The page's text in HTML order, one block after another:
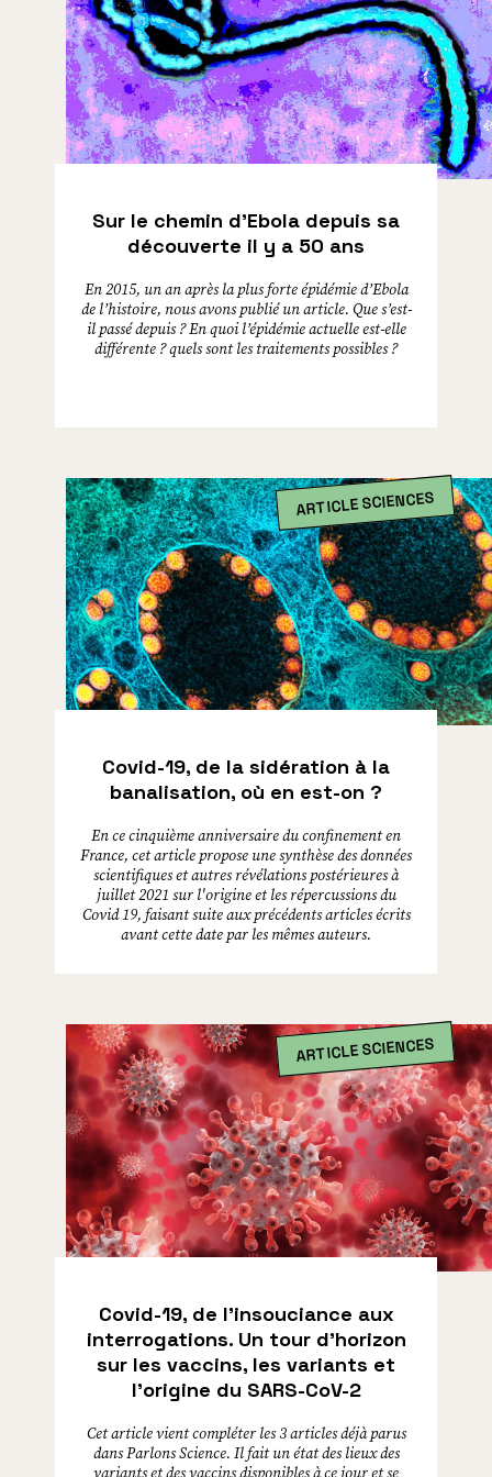
Sur le chemin d’Ebola depuis sa
découverte il y a 50 ans
En 2015, un an après la plus forte épidémie d’Ebola
de l’histoire, nous avons publié un article. Que s’est-
il passé depuis ? En quoi l’épidémie actuelle est-elle
différente ? quels sont les traitements possibles ?
ARTICLE SCIENCES
Covid-19, de la sidération à la
banalisation, où en est-on ?
En ce cinquième anniversaire du confinement en
France, cet article propose une synthèse des données
scientifiques et autres révélations postérieures à
juillet 2021 sur l'origine et les répercussions du
Covid 19, faisant suite aux précédents articles écrits
avant cette date par les mêmes auteurs.
ARTICLE SCIENCES
Covid-19, de l’insouciance aux
interrogations. Un tour d’horizon
sur les vaccins, les variants et
l’origine du SARS-CoV-2
Cet article vient compléter les 3 articles déjà parus
dans Parlons Science. Il fait un état des lieux des